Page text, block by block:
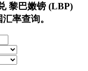
黎巴嫩镑 (LBP)
率查询。